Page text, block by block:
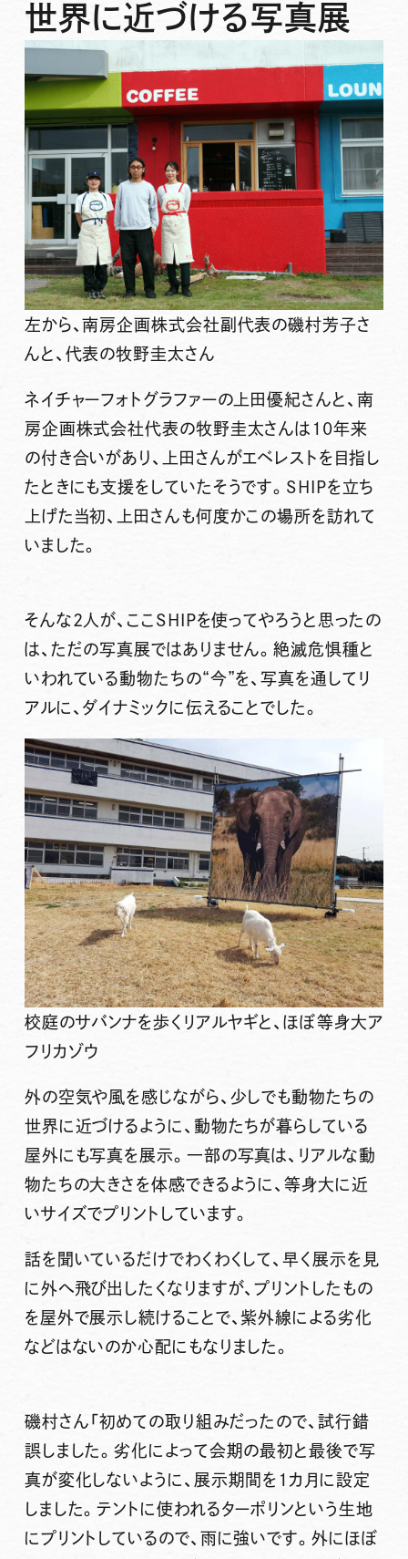
世界に近づける写真展
左から、南房企画株式会社副代表の磯村芳子さ
んと、代表の牧野圭太さん
ネイチャーフォトグラファーの上田優紀さんと、南
房企画株式会社代表の牧野圭太さんは10年来
の付き合いがあり、上田さんがエベレストを目指し
たときにも支援をしていたそうです。SHIPを立ち
上げた当初、上田さんも何度かこの場所を訪れて
いました。
そんな2人が、ここSHIPを使ってやろうと思ったの
は、ただの写真展ではありません。絶滅危惧種と
いわれている動物たちの“今”を、写真を通してリ
アルに、ダイナミックに伝えることでした。
校庭のサバンナを歩くリアルヤギと、ほぼ等身大ア
フリカゾウ
外の空気や風を感じながら、少しでも動物たちの
世界に近づけるように、動物たちが暮らしている
屋外にも写真を展示。一部の写真は、リアルな動
物たちの大きさを体感できるように、等身大に近
いサイズでプリントしています。
話を聞いているだけでわくわくして、早く展示を見
に外へ飛び出したくなりますが、プリントしたもの
を屋外で展示し続けることで、紫外線による劣化
などはないのか心配にもなりました。
磯村さん 「初めての取り組みだったので、試行錯
誤しました。劣化によって会期の最初と最後で写
真が変化しないように、展示期間を1カ月に設定
しました。テントに使われるターポリンという生地
にプリントしているので、雨に強いです。外にほぼ